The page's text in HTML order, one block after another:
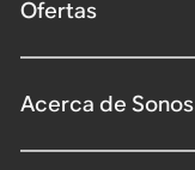
Ofertas
Acerca de Sonos